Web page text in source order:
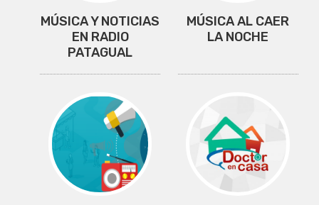
MÚSICA Y NOTICIAS
EN RADIO
PATAGUAL
MÚSICA AL CAER
LA NOCHE